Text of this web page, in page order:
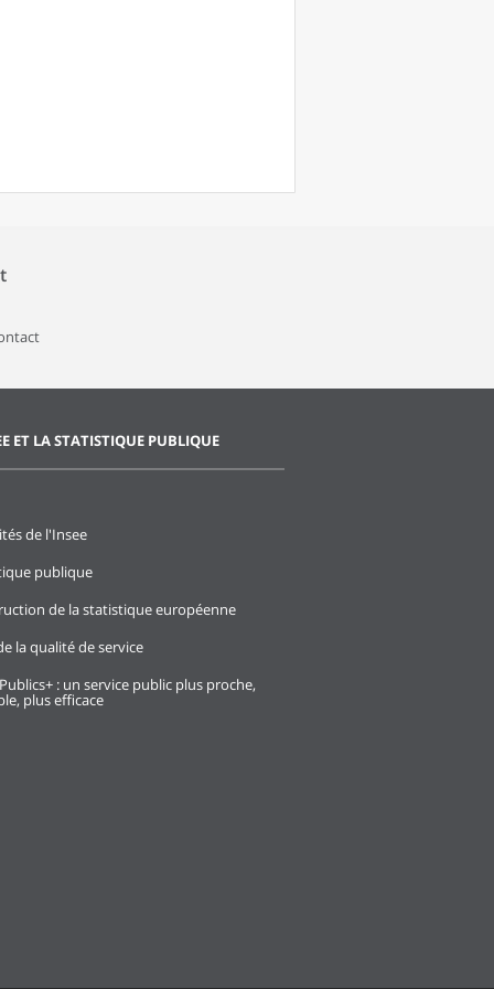
ET LA STATISTIQUE PUBLIQUE
de l'Insee
publique
de la statistique européenne
la qualité de service
: un service public plus proche,
plus efficace